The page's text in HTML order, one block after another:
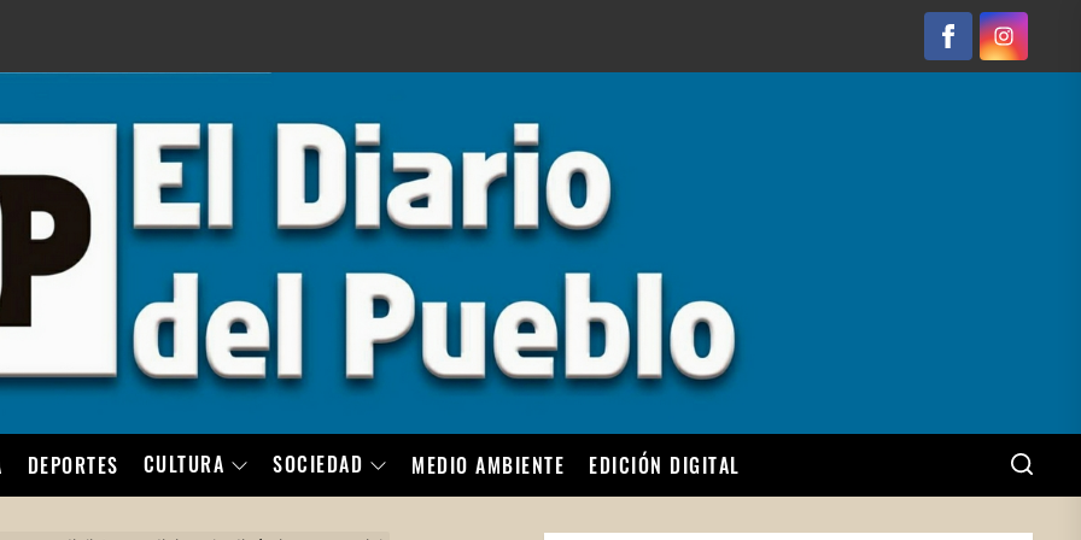
FacebookInstagram
DEPORTES CULTURA SOCIEDAD MEDIO AMBIENTE EDICIÓN DIGITAL